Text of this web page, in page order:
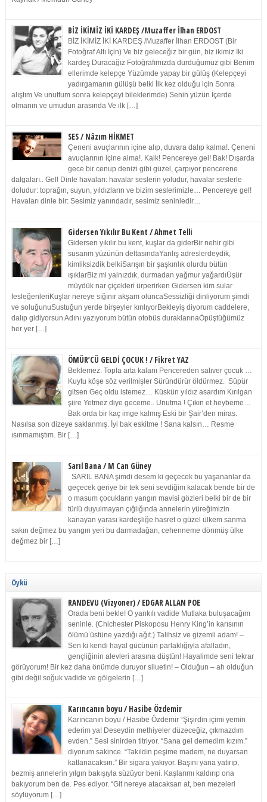
BİZ İKİMİZ İKİ KARDEŞ /Muzaffer İlhan ERDOST
BİZ İKİMİZ İKİ KARDEŞ /Muzaffer İlhan ERDOST (Bir
Fotoğraf Altı İçin) Ve biz geleceğiz bir gün, biz ikimiz İki
kardeş Duracağız Fotoğrafımızda durduğumuz gibi Benim
ellerimde kelepçe Yüzümde yapay bir gülüş (Kelepçeyi
yadırgamanın gülüşü belki İlk kez olduğu için Sonra
alıştım Ve unuttum sonra kelepçeyi bileklerimde) Senin yüzün İçerde
olmanın ve umudun arasında Ve ilk […]
SES / Nâzım HİKMET
Çeneni avuçlarının içine alıp, duvara dalıp kalma!. Çeneni
avuçlarının içine alma!. Kalk! Pencereye gel! Bak! Dışarda
gece bir cenup denizi gibi güzel, çarpıyor pencerene
dalgaları.. Gel! Dinle havaları: havalar seslerin yoludur, havalar seslerle
doludur: toprağın, suyun, yıldızların ve bizim seslerimizle… Pencereye gel!
Havaları dinle bir: Sesimiz yanındadır, sesimiz seninledir…
Gidersen Yıkılır Bu Kent / Ahmet Telli
Gidersen yıkılır bu kent, kuşlar da giderBir nehir gibi
susarım yüzünün deltasındaYanlış adreslerdeydik,
kimliksizdik belkiSarışın bir şaşkınlık olurdu bütün
ışıklarBiz mi yalnızdık, durmadan yağmur yağardıÜşür
müydük nar çiçekleri ürperirken Gidersen kim sular
fesleğenleriKuşlar nereye sığınır akşam oluncaSessizliği dinliyorum şimdi
ve soluğunuSustuğun yerde birşeyler kırılıyorBekleyiş diyorum caddelere,
dalıp gidiyorsun Adını yazıyorum bütün otobüs duraklarınaÖpüştüğümüz
her yer […]
ÖMÜR’CÜ GELDİ ÇOCUK ! / Fikret YAZ
Beklemez. Topla arta kalanı Pencereden satıver çocuk …
Kuytu köşe söz verilmişler Süründürür öldürmez. Süpür
gitsen Geç oldu istemez… Küskün yıldız asardım Kırılgan
şiire Yetmez diye geceme.. Unutma ! Çıkın et heybeme…
Bak orda bir kaç imge kalmış Eski bir Şair’den miras.
Nasılsa son dizeye saklanmış. İyi bak eskitme ! Sana kalsın… Resme
ısınmamıştım. Bir […]
Sarıl Bana / M Can Güney
SARIL BANA şimdi desem ki geçecek bu yaşananlar da
geçecek geriye bir tek seni sevdiğim kalacak bende bir de
o masum çocukların yangın mavisi gözleri belki bir de bir
türlü duyulmayan çığlığında annelerin yüreğimizin
kanayan yarası kardeşliğe hasret o güzel ülkem sanma
sakın değmez bu yangın yeri bu darmadağan, cehenneme dönmüş ülke
değmez bir […]
Öykü
RANDEVU (Vizyoner) / EDGAR ALLAN POE
Orada beni bekle! O yankılı vadide Mutlaka buluşacağım
seninle. (Chichester Piskoposu Henry King’in karısının
ölümü üstüne yazdığı ağıt.) Talihsiz ve gizemli adam! –
Sen ki kendi hayal gücünün parlaklığıyla afalladın,
gençliğinin alevleri arasına düştün! Hayalimde seni tekrar
görüyorum! Bir kez daha önümde duruyor siluetin! – Olduğun – ah olduğun
gibi değil soğuk vadide ve gölgelerin […]
Karıncanın boyu / Hasibe Özdemir
Karıncanın boyu / Hasibe Özdemir “Şişirdin içimi yemin
ederim ya! Deseydin methiyeler düzeceğiz, çıkmazdım
evden.” Sesi sinirden titriyor. “Sana gel demedim kızım.”
diyorum sakince. “Takıldın peşime madem, ne duyarsan
katlanacaksın.” Bir sigara yakıyor. Başını yana yatırıp,
bezmiş annelerin yılgın bakışıyla süzüyor beni. Kaşlarımı kaldırıp ona
bakıyorum ben de. Pes ediyor. “Git nereye atacaksan at, ben mezeleri
söylüyorum […]